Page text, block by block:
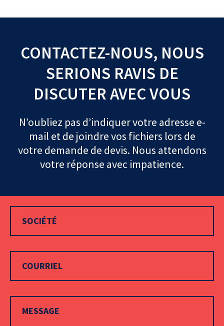
CONTACTEZ-NOUS, NOUS
SERIONS RAVIS DE
DISCUTER AVEC VOUS
N’oubliez pas d’indiquer votre adresse e-
mail et de joindre vos fichiers lors de
votre demande de devis. Nous attendons
votre réponse avec impatience.